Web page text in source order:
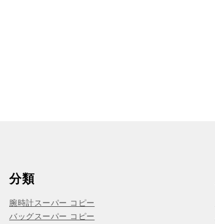
分類
腕時計スーパー コピー
バッグスーパー コピー